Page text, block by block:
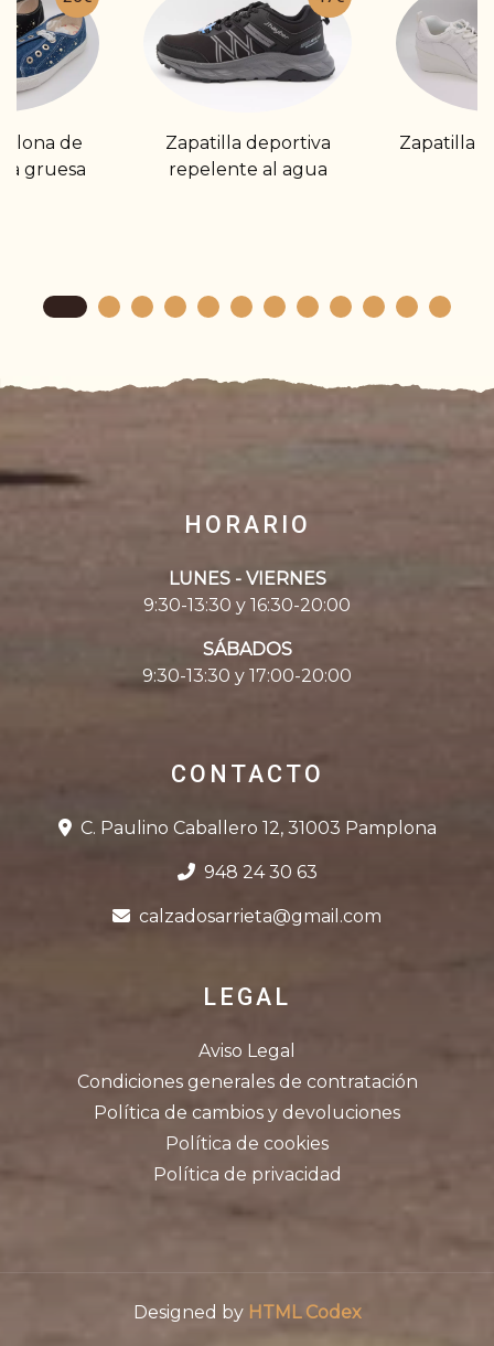
lona de
gruesa
Zapatilla deportiva
repelente al agua
Zapatilla
HORARIO
LUNES - VIERNES
9:30-13:30 y 16:30-20:00
SÁBADOS
9:30-13:30 y 17:00-20:00
CONTACTO
C. Paulino Caballero 12, 31003 Pamplona
948 24 30 63
calzadosarrieta@gmail.com
LEGAL
Aviso Legal
Condiciones generales de contratación
Política de cambios y devoluciones
Política de cookies
Política de privacidad
Designed by HTML Codex